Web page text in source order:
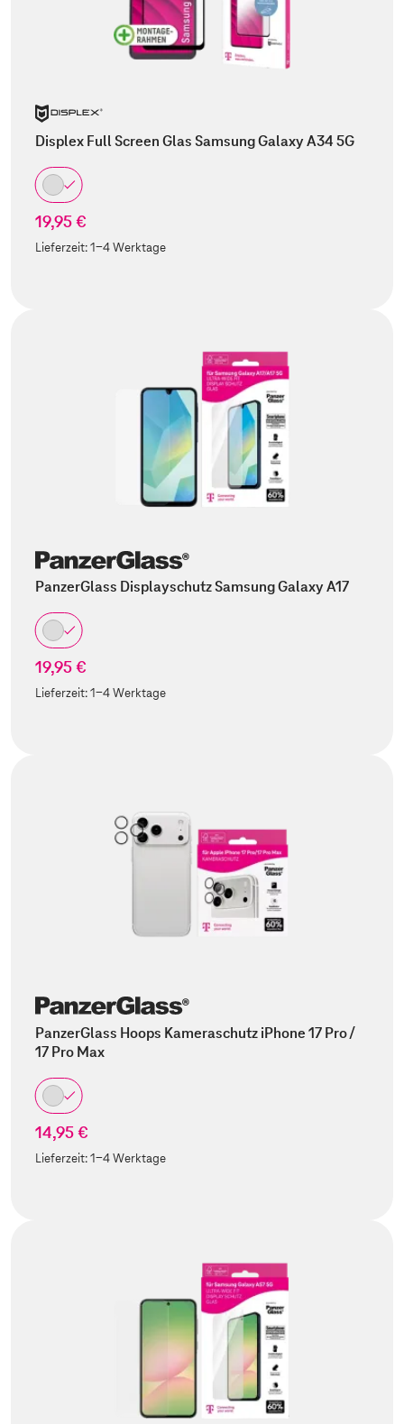
Displex Full Screen Glas Samsung Galaxy A34 5G
19,95 €
Lieferzeit:1-4 Werktage
PanzerGlass Displayschutz Samsung Galaxy A17
19,95 €
Lieferzeit:1-4 Werktage
PanzerGlass Hoops Kameraschutz iPhone 17 Pro /
17 Pro Max
14,95 €
Lieferzeit:1-4 Werktage